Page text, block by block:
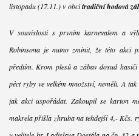
listopadu (17.11.) v obcitradiční hodová
V souvislosti s prvním karnevalem a
Robinsona je nutno zmínit, že této akci
předtím. Krom plesů a zábav dosud
péct ryby ve velkém množství, neměli. A
jak akci uspořádat. Zakoupil se karton
makrela přišla zhruba na tehdejší 4,- Kčs.